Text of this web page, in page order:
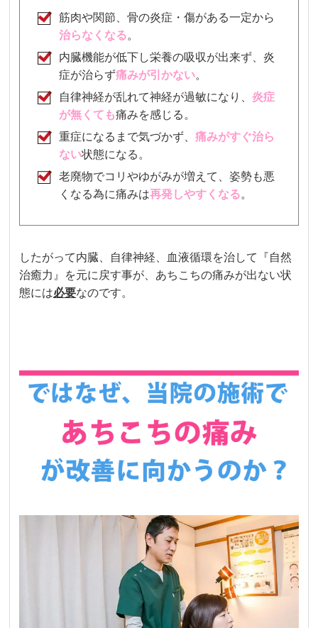
筋肉や関節、骨の炎症・傷がある一定から
治らなくなる。
内臓機能が低下し栄養の吸収が出来ず、炎
症が治らず痛みが引かない。
自律神経が乱れて神経が過敏になり、炎症
が無くても痛みを感じる 。
重症になるまで気づかず、痛みがすぐ治ら
ない状態になる。
老廃物でコリやゆがみが増えて、姿勢も悪
くなる為に痛みは再発しやすくなる。
したがって内臓、自律神経、血液循環を治して『自然
治癒力』を元に戻す事が、あちこちの痛みが出ない状
態には必要なのです。